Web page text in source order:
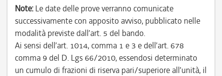
Note: Le date delle prove verranno comunicate
successivamente con apposito avviso, pubblicato nelle
modalità previste dall’art. 5 del bando.
Ai sensi dell’art. 1014, comma 1 e 3 e dell’art. 678
comma 9 del D. Lgs 66/2010, essendosi determinato
un cumulo di frazioni di riserva pari/superiore all’unità, il